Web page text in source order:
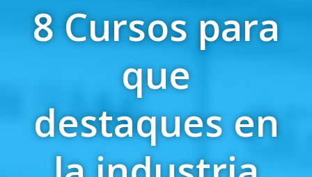
8 Cursos para
que
destaques en